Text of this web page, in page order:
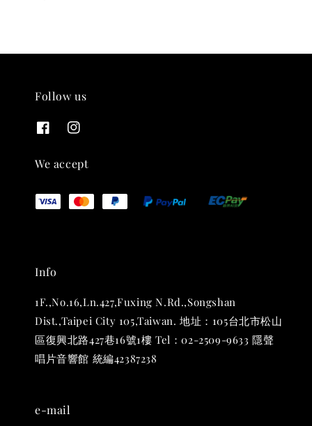
THT 九週年 唱片墊 (2入一組)
NT$ 580
Follow us
We accept
Info
1F.,No.16,Ln.427,Fuxing N.Rd.,Songshan
Dist.,Taipei City 105,Taiwan. 地址：105台北市松山
區復興北路427巷16號1樓 Tel：02-2509-9633 隱聲
唱片音響館 統編42387238
e-mail